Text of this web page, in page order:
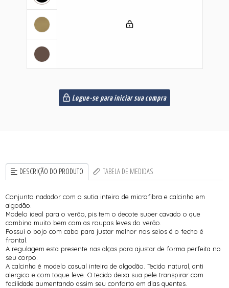
Logue-se para iniciar sua compra
DESCRIÇÃO DO PRODUTO TABELA DE MEDIDAS
Conjunto nadador com o sutia inteiro de microfibra e calcinha em
algodão.
Modelo ideal para o verão, pis tem o decote super cavado o que
combina muito bem com as roupas leves do verão.
Possui o bojo com cabo para justar melhor nos seios é o fecho é
frontal.
A regulagem esta presente nas alças para ajustar de forma perfeita no
seu corpo.
A calcinha é modelo casual inteira de algodão. Tecido natural, anti
alergico e com toque leve. O tecido deixa sua pele transpirar com
facilidade aumentando assim seu conforto em dias quentes.